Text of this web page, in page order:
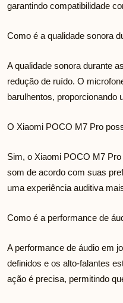
garantindo compatibilidade
Como é a qualidade sonora
A qualidade sonora durante
redução de ruído. O
barulhentos, proporcionando
O Xiaomi POCO M7 Pro
Sim, o Xiaomi POCO M7
som de acordo com suas
uma experiência auditiva
Como é a performance de
A performance de áudio em
definidos e os alto-falantes
ação é precisa, permitindo